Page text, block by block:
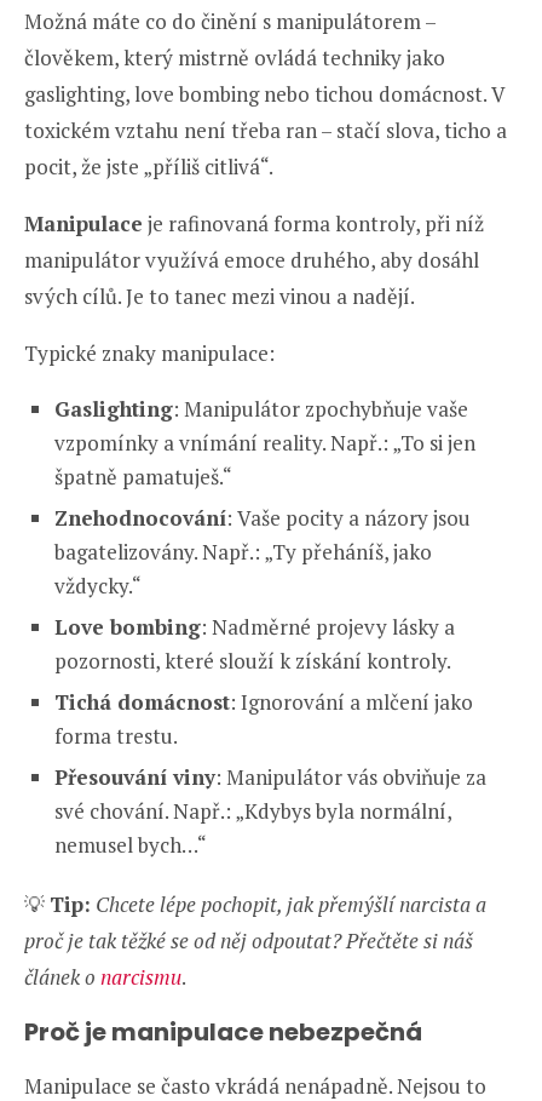
Možná máte co do činění s manipulátorem –
člověkem, který mistrně ovládá techniky jako
gaslighting, love bombing nebo tichou domácnost. V
toxickém vztahu není třeba ran – stačí slova, ticho a
pocit, že jste „příliš citlivá“.
Manipulace je rafinovaná forma kontroly, při níž
manipulátor využívá emoce druhého, aby dosáhl
svých cílů. Je to tanec mezi vinou a nadějí.
Typické znaky manipulace:
Gaslighting: Manipulátor zpochybňuje vaše
vzpomínky a vnímání reality. Např.: „To si jen
špatně pamatuješ.“
Znehodnocování: Vaše pocity a názory jsou
bagatelizovány. Např.: „Ty přeháníš, jako
vždycky.“
Love bombing: Nadměrné projevy lásky a
pozornosti, které slouží k získání kontroly.
Tichá domácnost: Ignorování a mlčení jako
forma trestu.
Přesouvání viny: Manipulátor vás obviňuje za
své chování. Např.: „Kdybys byla normální,
nemusel bych…“
💡 Tip: Chcete lépe pochopit, jak přemýšlí narcista a
proč je tak těžké se od něj odpoutat? Přečtěte si náš
článek o narcismu.
Proč je manipulace nebezpečná
Manipulace se často vkrádá nenápadně. Nejsou to